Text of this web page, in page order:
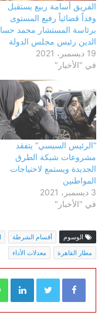
الفريق أسامة ربيع يستقبل
وفداً قضائياً رفيع المستوى
برئاسة المستشار محمد
الدين رئيس مجلس الدولة
19 ديسمبر، 2021
في "الأخبار"
“الرئيس السيسي” يتفقد
مشروعات شبكة الطرق
الجديدة ويستمع لاحتياجات
المواطنين
3 ديسمبر، 2021
في "الأخبار"
الوسوم أقسام الشرطة
مطار القاهرة
معدلات الأداء